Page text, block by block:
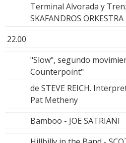
Terminal Alvorada y
SKAFANDROS ORKESTRA
22.00
"Slow", segundo
Counterpoint"
de STEVE REICH.
Pat Metheny
Bamboo - JOE SATRIANI